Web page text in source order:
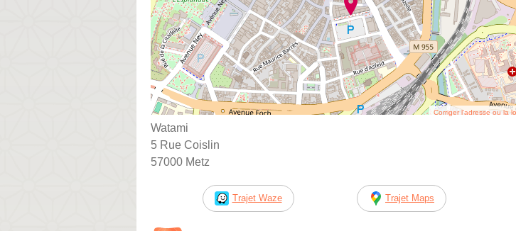
Corriger l’adresse ou la
Watami
5 Rue Coislin
57000 Metz
Trajet Waze Trajet Maps